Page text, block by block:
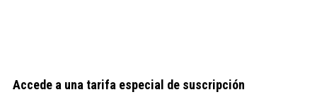
Accede a una tarifa especial de suscripción